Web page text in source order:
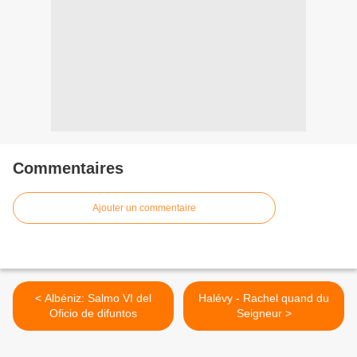
Commentaires
Ajouter un commentaire
< Albéniz: Salmo VI del
Oficio de difuntos
Halévy - Rachel quand du
Seigneur >